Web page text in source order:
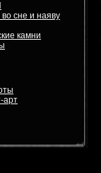
сне и наяву
камни
арт